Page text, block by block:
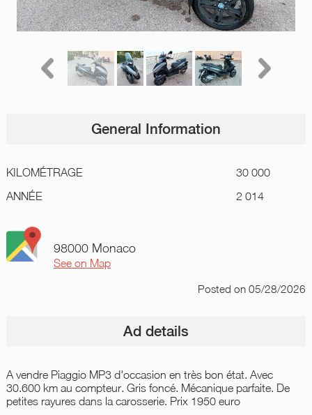
General Information
KILOMÉTRAGE
30 000
ANNÉE
2 014
98000 Monaco
See on Map
Postedon 05/28/2026
Ad details
A vendre Piaggio MP3 d'occasion en très bon état. Avec
30.600 km au compteur. Gris foncé. Mécanique parfaite. De
petites rayures dans la carosserie. Prix 1950 euro